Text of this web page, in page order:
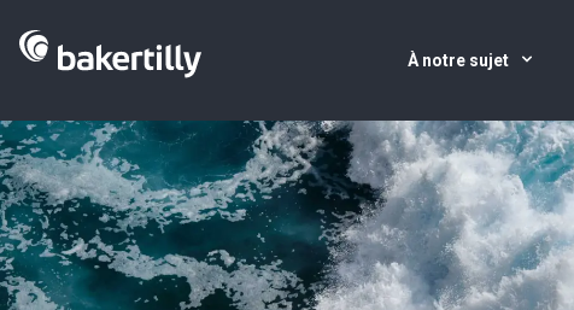
À notre sujet